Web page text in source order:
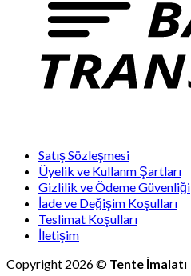
Satış Sözleşmesi
Üyelik ve Kullanm Şartları
Gizlilik ve Ödeme Güvenliği
İade ve Değişim Koşulları
Teslimat Koşulları
İletişim
Copyright 2026 © Tente İmalatı